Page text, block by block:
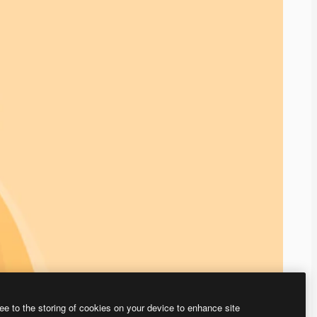
to the storing of cookies on your device to enhance site